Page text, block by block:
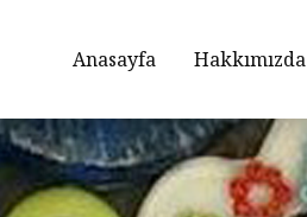
Anasayfa Hakkımızda